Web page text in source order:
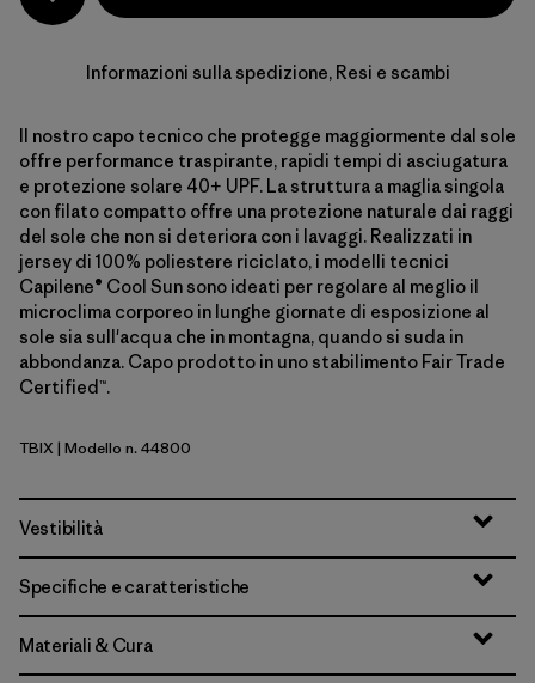
Informazioni sulla spedizione, Resi e scambi
Il nostro capo tecnico che protegge maggiormente dal sole
offre performance traspirante, rapidi tempi di asciugatura
e protezione solare 40+ UPF. La struttura a maglia singola
con filato compatto offre una protezione naturale dai raggi
del sole che non si deteriora con i lavaggi. Realizzati in
jersey di 100% poliestere riciclato, i modelli tecnici
Capilene® Cool Sun sono ideati per regolare al meglio il
microclima corporeo in lunghe giornate di esposizione al
sole sia sull'acqua che in montagna, quando si suda in
abbondanza. Capo prodotto in uno stabilimento Fair Trade
Certified™.
Thermal Blue - Thin Ice X-Dye
TBIX | Modello n. 44800
Vestibilità
Specifiche e caratteristiche
Materiali & Cura